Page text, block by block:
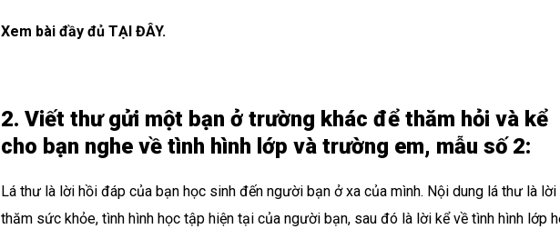
Xem bài đầy đủ TẠI ĐÂY.
2. Viết thư gửi một bạn ở trường khác để thăm hỏi và kể
cho bạn nghe về tình hình lớp và trường em, mẫu số 2:
Lá thư là lời hồi đáp của bạn học sinh đến người bạn ở xa của mình. Nội dung lá thư là lời
thăm sức khỏe, tình hình học tập hiện tại của người bạn, sau đó là lời kể về tình hình lớp